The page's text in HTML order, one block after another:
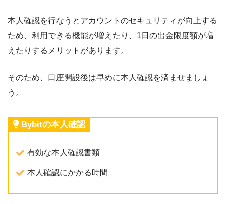
本人確認を行なうとアカウントのセキュリティが向上する
ため、利用できる機能が増えたり、1日の出金限度額が増
えたりするメリットがあります。
そのため、口座開設後は早めに本人確認を済ませましょ
う。
Bybitの本人確認
有効な本人確認書類
本人確認にかかる時間